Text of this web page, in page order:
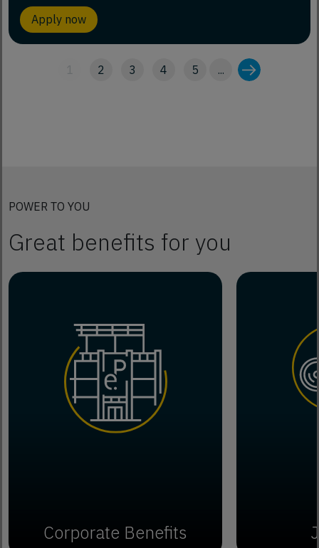
Apply now
1 2 3 4 5 ...
POWER TO YOU
Great benefits for you
Corporate Benefits